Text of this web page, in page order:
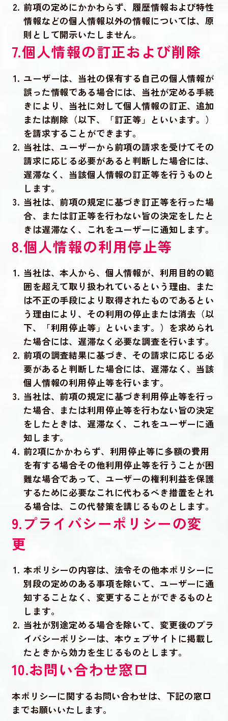
前項の定めにかかわらず、履歴情報および特性
情報などの個人情報以外の情報については、原
則として開示いたしません。
7.個人情報の訂正および削除
ユーザーは、当社の保有する自己の個人情報が
誤った情報である場合には、当社が定める手続
きにより、当社に対して個人情報の訂正、追加
または削除（以下、「訂正等」といいます。）
を請求することができます。
当社は、ユーザーから前項の請求を受けてその
請求に応じる必要があると判断した場合には、
遅滞なく、当該個人情報の訂正等を行うものと
します。
当社は、前項の規定に基づき訂正等を行った場
合、または訂正等を行わない旨の決定をしたと
きは遅滞なく、これをユーザーに通知します。
8.個人情報の利用停止等
当社は、本人から、個人情報が、利用目的の範
囲を超えて取り扱われているという理由、また
は不正の手段により取得されたものであるとい
う理由により、その利用の停止または消去（以
下、「利用停止等」といいます。）を求められ
た場合には、遅滞なく必要な調査を行います。
前項の調査結果に基づき、その請求に応じる必
要があると判断した場合には、遅滞なく、当該
個人情報の利用停止等を行います。
当社は、前項の規定に基づき利用停止等を行っ
た場合、または利用停止等を行わない旨の決定
をしたときは、遅滞なく、これをユーザーに通
知します。
前2項にかかわらず、利用停止等に多額の費用
を有する場合その他利用停止等を行うことが困
難な場合であって、ユーザーの権利利益を保護
するために必要なこれに代わるべき措置をとれ
る場合は、この代替策を講じるものとします。
9.プライバシーポリシーの変
更
本ポリシーの内容は、法令その他本ポリシーに
別段の定めのある事項を除いて、ユーザーに通
知することなく、変更することができるものと
します。
当社が別途定める場合を除いて、変更後のプラ
イバシーポリシーは、本ウェブサイトに掲載し
たときから効力を生じるものとします。
10.お問い合わせ窓口
本ポリシーに関するお問い合わせは、下記の窓口
までお願いいたします。